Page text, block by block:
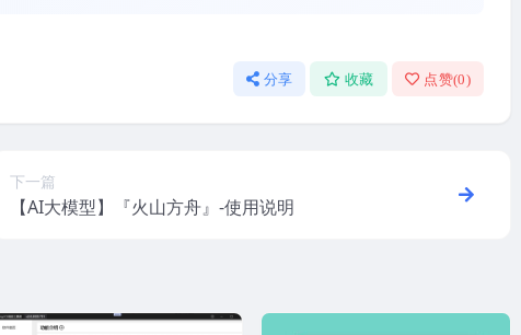
分享 收藏 点赞(0)
下一篇
【AI大模型】『火山方舟』-使用说明